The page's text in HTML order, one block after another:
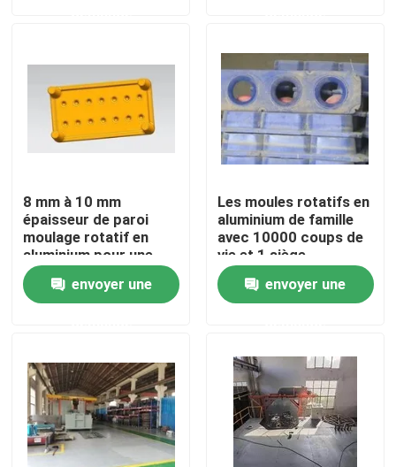
Vidéos
Au sujet de nous
Contrôle de qualité
Contactez-nous
Demandez une citation
Moule de Rotomoulding
8 mm à 10 mm
épaisseur de paroi
moulage rotatif en
aluminium pour une
personnalisation de
siège
envoyer une
Les moules rotatifs en
aluminium de famille
avec 10000 coups de
vie et 1 siège
envoyer une